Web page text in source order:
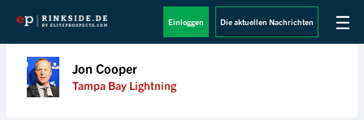
☰
Die aktuellen Nachrichten
Einloggen
Jon Cooper
Tampa Bay Lightning